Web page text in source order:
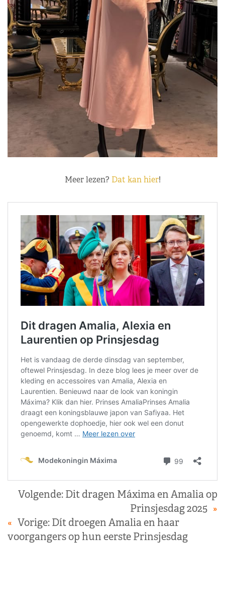
Meer lezen? Dat kan hier!
Volgende: Dit dragen Máxima en Amalia op
Prinsjesdag 2025 »
« Vorige: Dít droegen Amalia en haar
voorgangers op hun eerste Prinsjesdag